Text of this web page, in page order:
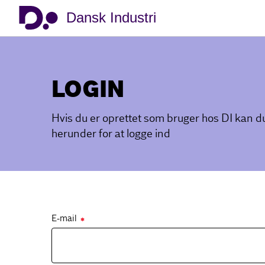
Dansk Industri
LOGIN
Hvis du er oprettet som bruger hos DI kan
herunder for at logge ind
E-mail ✱